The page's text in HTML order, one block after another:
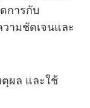
การกับ
ามชัดเจนและ
ผล และใช้